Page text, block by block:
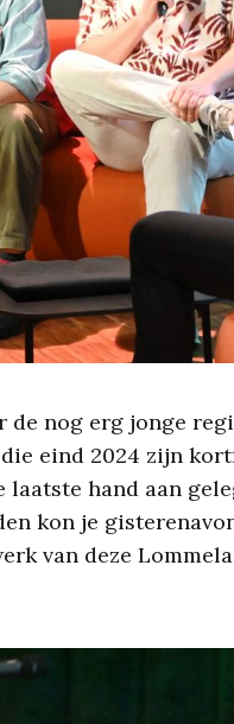
de nog erg jonge
eind 2024 zijn
hand aan
kon je
van deze